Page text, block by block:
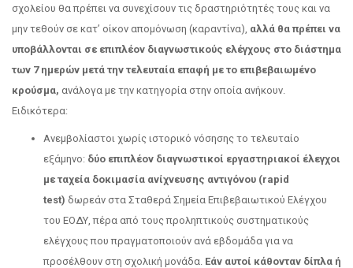
σχολείου θα πρέπει να συνεχίσουν τις δραστηριότητές τους και να
μην τεθούν σε κατ’ οίκον απομόνωση (καραντίνα), αλλά θα πρέπει να
υποβάλλονται σε επιπλέον διαγνωστικούς ελέγχους στο διάστημα
των 7 ημερών μετά την τελευταία επαφή με το επιβεβαιωμένο
κρούσμα, ανάλογα με την κατηγορία στην οποία ανήκουν.
Ειδικότερα:
Ανεμβολίαστοι χωρίς ιστορικό νόσησης το τελευταίο
εξάμηνο: δύο επιπλέον διαγνωστικοί εργαστηριακοί έλεγχοι
με ταχεία δοκιμασία ανίχνευσης αντιγόνου (rapid
test) δωρεάν στα Σταθερά Σημεία Επιβεβαιωτικού Ελέγχου
του ΕΟΔΥ, πέρα από τους προληπτικούς συστηματικούς
ελέγχους που πραγματοποιούν ανά εβδομάδα για να
προσέλθουν στη σχολική μονάδα. Εάν αυτοί κάθονταν δίπλα ή